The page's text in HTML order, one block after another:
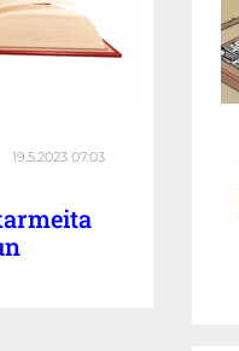
19.5.2023 07:03